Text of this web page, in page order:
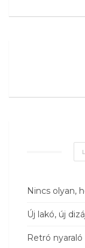
Nincs olyan,
Új lakó, új
Retró